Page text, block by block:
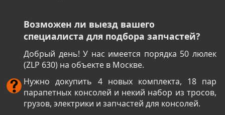
Возможен ли выезд вашего
специалиста для подбора запчастей?
Добрый день! У нас имеется порядка 50 люлек
(ZLP 630) на объекте в Москве.
Нужно докупить 4 новых комплекта, 18 пар
парапетных консолей и некий набор из тросов,
грузов, электрики и запчастей для консолей.